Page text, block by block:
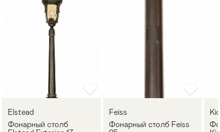
Elstead
Фонарный столб
Feiss
Фонарный столб Feiss